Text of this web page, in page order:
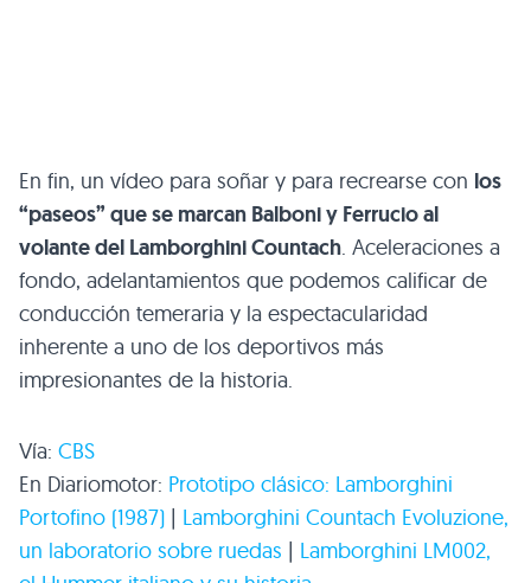
En fin, un vídeo para soñar y para recrearse con los
“paseos” que se marcan Balboni y Ferrucio al
volante del Lamborghini Countach. Aceleraciones a
fondo, adelantamientos que podemos calificar de
conducción temeraria y la espectacularidad
inherente a uno de los deportivos más
impresionantes de la historia.
Vía: CBS
En Diariomotor: Prototipo clásico: Lamborghini
Portofino (1987) | Lamborghini Countach Evoluzione,
un laboratorio sobre ruedas | Lamborghini LM002,